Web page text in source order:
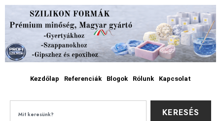
Kezdőlap Referenciák Blogok Rólunk Kapcsolat
KERESÉS